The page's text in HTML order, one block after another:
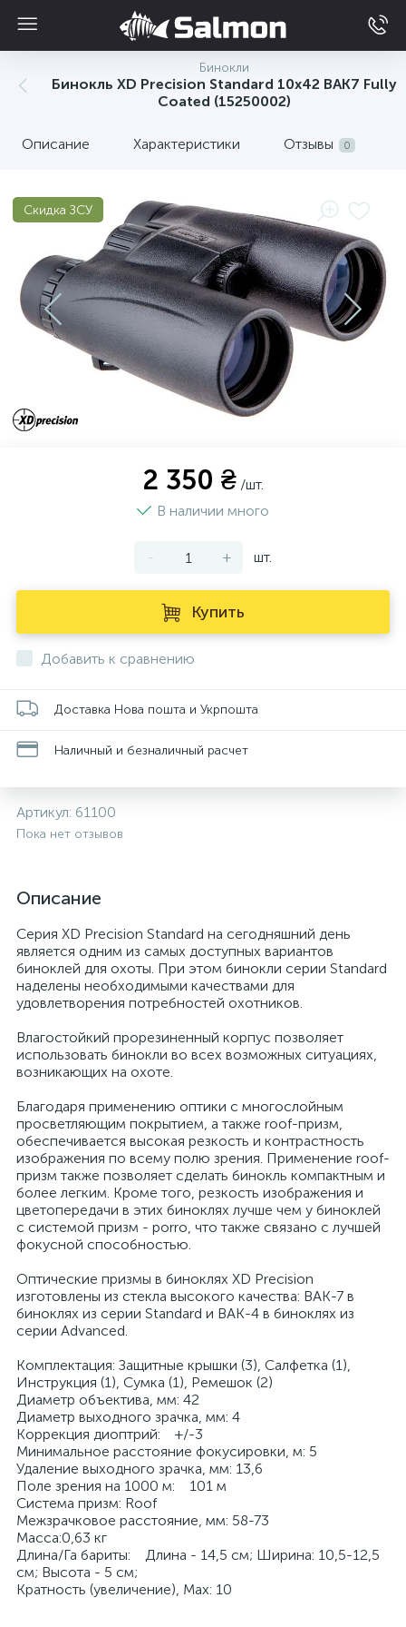
Бинокли
Бинокль XD Precision Standard 10х42 BAK7 Fully
Coated (15250002)
Описание Характеристики Отзывы 0
Скидка ЗСУ
2 350 ₴ /шт.
В наличии много
- + шт.
Купить
Добавить к сравнению
Доставка Нова пошта и Укрпошта
Наличный и безналичный расчет
Артикул: 61100
Пока нет отзывов
Описание
Серия XD Precision Standard на сегодняшний день
является одним из самых доступных вариантов
биноклей для охоты. При этом бинокли серии Standard
наделены необходимыми качествами для
удовлетворения потребностей охотников.
Влагостойкий прорезиненный корпус позволяет
использовать бинокли во всех возможных ситуациях,
возникающих на охоте.
Благодаря применению оптики с многослойным
просветляющим покрытием, а также roof-призм,
обеспечивается высокая резкость и контрастность
изображения по всему полю зрения. Применение roof-
призм также позволяет сделать бинокль компактным и
более легким. Кроме того, резкость изображения и
цветопередачи в этих биноклях лучше чем у биноклей
с системой призм - porro, что также связано с лучшей
фокусной способностью.
Оптические призмы в биноклях XD Precision
изготовлены из стекла высокого качества: ВАК-7 в
биноклях из серии Standard и BAK-4 в биноклях из
серии Advanced.
Комплектация: Защитные крышки (3), Салфетка (1),
Инструкция (1), Сумка (1), Ремешок (2)
Диаметр объектива, мм: 42
Диаметр выходного зрачка, мм: 4
Коррекция диоптрий: +/-3
Минимальное расстояние фокусировки, м: 5
Удаление выходного зрачка, мм: 13,6
Поле зрения на 1000 м: 101 м
Система призм: Roof
Межзрачковое расстояние, мм: 58-73
Масса:0,63 кг
Длина/Га бариты: Длина - 14,5 см; Ширина: 10,5-12,5
см; Высота - 5 см;
Кратность (увеличение), Max: 10